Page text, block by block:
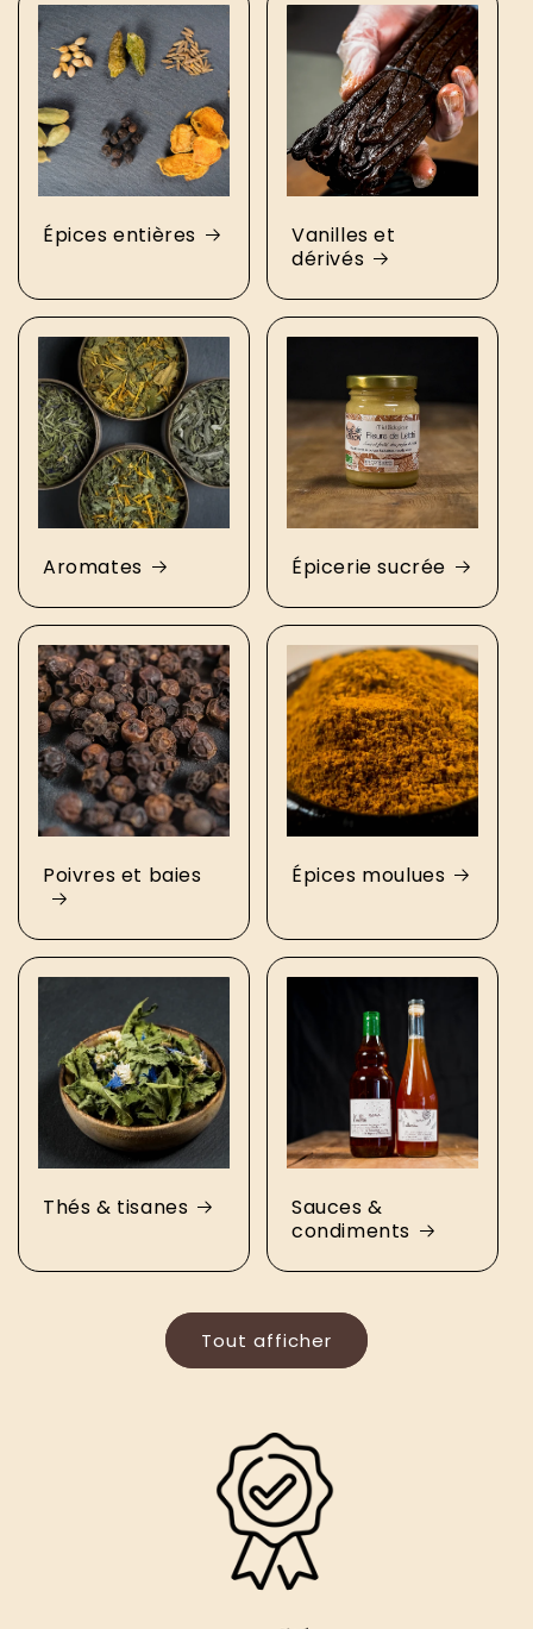
Épices entières
Vanilles et
dérivés
Aromates Épicerie sucrée
Poivres et baies Épices moulues
Thés & tisanes
Sauces &
condiments
Tout afficher